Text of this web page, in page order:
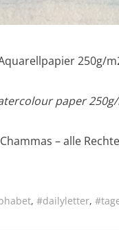
250g/
paper 250g/
– alle
, #dailyletter,